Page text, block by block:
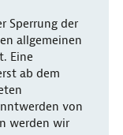
Sperrung der
allgemeinen
Eine
ab dem
von
werden wir